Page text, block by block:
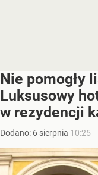
Nie pomogły
Luksusowy
w rezydencji
Dodano: 6 sierpnia 10:25